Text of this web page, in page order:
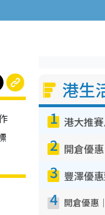
港生
1
2
3
4